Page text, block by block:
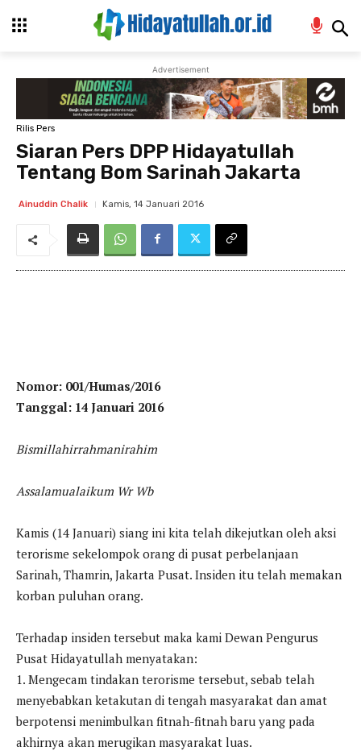
Advertisement
Rilis Pers
Siaran Pers DPP Hidayatullah
Tentang Bom Sarinah Jakarta
Ainuddin Chalik Kamis, 14 Januari 2016
Nomor: 001/Humas/2016
Tanggal: 14 Januari 2016
Bismillahirrahmanirahim
Assalamualaikum Wr Wb
Kamis (14 Januari) siang ini kita telah dikejutkan oleh aksi
terorisme sekelompok orang di pusat perbelanjaan
Sarinah, Thamrin, Jakarta Pusat. Insiden itu telah memakan
korban puluhan orang.
Terhadap insiden tersebut maka kami Dewan Pengurus
Pusat Hidayatullah menyatakan:
1. Mengecam tindakan terorisme tersebut, sebab telah
menyebabkan ketakutan di tengah masyarakat dan amat
berpotensi menimbulkan fitnah-fitnah baru yang pada
akhirnya akan merugikan masyarakat luas.